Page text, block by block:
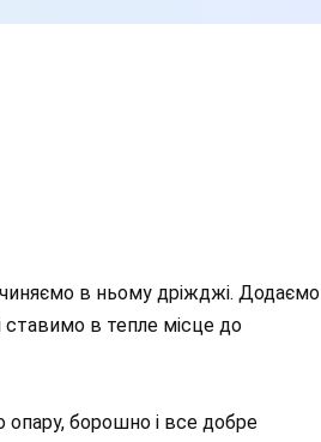
в ньому дріжджі. Додаємо
ставимо в тепле місце до
опару, борошно і все добре